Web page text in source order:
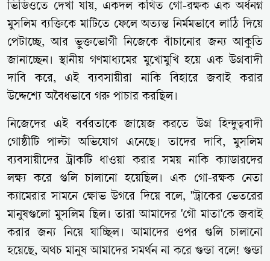
ভিডিওতে দেখা যায়, একদল কথিত গো-রক্ষক এক অর্ধনগ্ন
মুসলিম ব্যক্তিকে মাটিতে ফেলে অত্যন্ত নির্মমভাবে লাঠি দিয়ে
পেটাচ্ছে, আর ভুক্তভোগী নিজেকে বাঁচানোর জন্য আকুতি
জানাচ্ছেন। স্থানীয় গণমাধ্যমের মুখোমুখি হয়ে এক উগ্রবাদী
দাবি করে, এই ব্যবসায়ীরা নাকি বিহারে জবাই করার
উদ্দেশ্যে অবৈধভাবে গরু পাচার করছিল।
নিজেদের এই বর্বরতাকে জায়েজ করতে উগ্র হিন্দুত্ববাদী
গোষ্ঠীটি পাল্টা অভিযোগ এনেছে। তাদের দাবি, মুসলিম
ব্যবসায়ীদের ট্রাকটি ধাওয়া করার সময় নাকি ক্যাডারদের
লক্ষ্য করে গুলি চালানো হয়েছিল। এক গো-রক্ষক নেতা
ক্যামেরার সামনে ক্ষোভ উগরে দিয়ে বলে, "ট্রাকের ভেতরের
মানুষগুলো মুসলিম ছিল। তারা আমাদের 'গৌ মাতা'কে জবাই
করার জন্য নিয়ে যাচ্ছিল। আমাদের ওপর গুলি চালানো
হয়েছে, অথচ মানুষ আমাদের সমর্থন না করে গুন্ডা বলে! গুন্ডা